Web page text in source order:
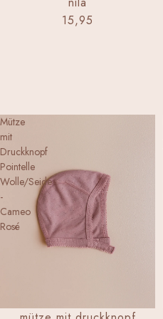
15,95
Mütze
mit
Druckknopf
Pointelle
Wolle/Seide
-
Cameo
Rosé